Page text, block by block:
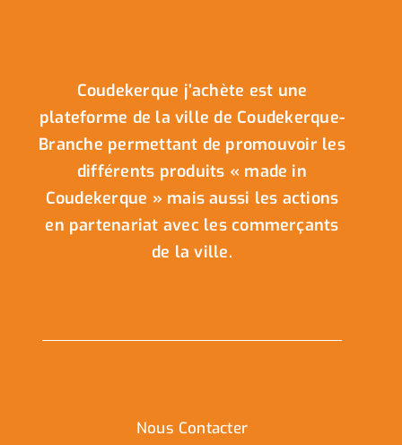
Coudekerque j’achète est une
plateforme de la ville de Coudekerque-
Branche permettant de promouvoir les
différents produits « made in
Coudekerque » mais aussi les actions
en partenariat avec les commerçants
de la ville.
Nous Contacter